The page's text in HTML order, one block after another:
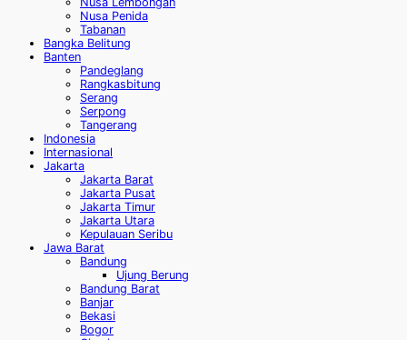
Nusa Penida
Tabanan
Bangka Belitung
Banten
Pandeglang
Rangkasbitung
Serang
Serpong
Tangerang
Indonesia
Internasional
Jakarta
Jakarta Barat
Jakarta Pusat
Jakarta Timur
Jakarta Utara
Kepulauan Seribu
Jawa Barat
Bandung
Ujung Berung
Bandung Barat
Banjar
Bekasi
Bogor